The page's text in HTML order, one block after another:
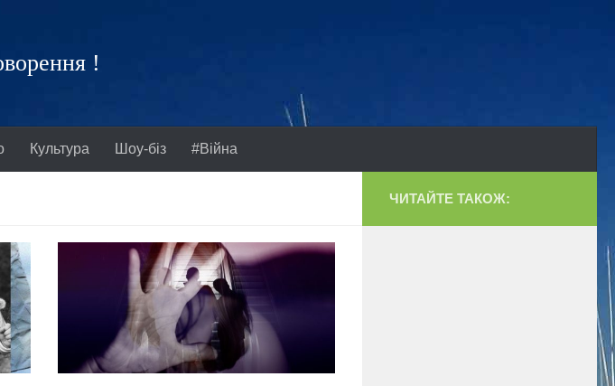
!
Культура Шоу-біз #Війна
ЧИТАЙТЕ ТАКОЖ: